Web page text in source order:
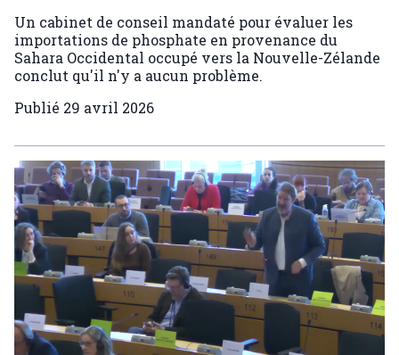
Un cabinet de conseil mandaté pour évaluer les
importations de phosphate en provenance du
Sahara Occidental occupé vers la Nouvelle-Zélande
conclut qu'il n'y a aucun problème.
Publié 29 avril 2026